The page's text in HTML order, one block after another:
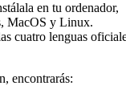
en tu ordenador,
MacOS y Linux.
cuatro lenguas
encontrarás: